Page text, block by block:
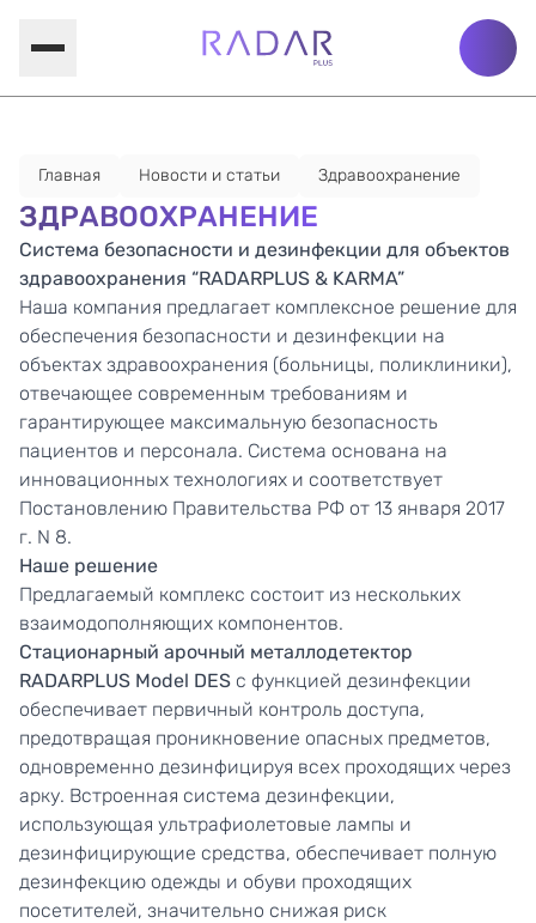
Главная Новости и статьи Здравоохранение
ЗДРАВООХРАНЕНИЕ
Система безопасности и дезинфекции для объектов
здравоохранения “RADARPLUS & KARMA”
Наша компания предлагает комплексное решение для
обеспечения безопасности и дезинфекции на
объектах здравоохранения (больницы, поликлиники),
отвечающее современным требованиям и
гарантирующее максимальную безопасность
пациентов и персонала. Система основана на
инновационных технологиях и соответствует
Постановлению Правительства РФ от 13 января 2017
г. N 8.
Наше решение
Предлагаемый комплекс состоит из нескольких
взаимодополняющих компонентов.
Стационарный арочный металлодетектор
RADARPLUS Model DES с функцией дезинфекции
обеспечивает первичный контроль доступа,
предотвращая проникновение опасных предметов,
одновременно дезинфицируя всех проходящих через
арку. Встроенная система дезинфекции,
использующая ультрафиолетовые лампы и
дезинфицирующие средства, обеспечивает полную
дезинфекцию одежды и обуви проходящих
посетителей, значительно снижая риск